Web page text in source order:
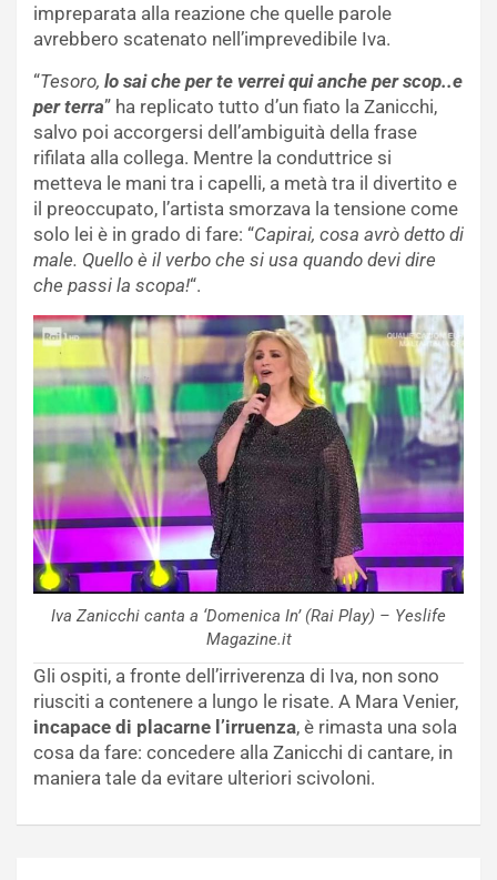
impreparata alla reazione che quelle parole
avrebbero scatenato nell’imprevedibile Iva.
“Tesoro, lo sai che per te verrei qui anche per scop..e
per terra” ha replicato tutto d’un fiato la Zanicchi,
salvo poi accorgersi dell’ambiguità della frase
rifilata alla collega. Mentre la conduttrice si
metteva le mani tra i capelli, a metà tra il divertito e
il preoccupato, l’artista smorzava la tensione come
solo lei è in grado di fare: “Capirai, cosa avrò detto di
male. Quello è il verbo che si usa quando devi dire
che passi la scopa!“.
Iva Zanicchi canta a ‘Domenica In’ (Rai Play) – Yeslife
Magazine.it
Gli ospiti, a fronte dell’irriverenza di Iva, non sono
riusciti a contenere a lungo le risate. A Mara Venier,
incapace di placarne l’irruenza, è rimasta una sola
cosa da fare: concedere alla Zanicchi di cantare, in
maniera tale da evitare ulteriori scivoloni.